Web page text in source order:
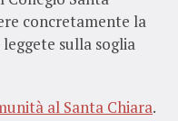
concretamente la
sulla soglia
al Santa Chiara.